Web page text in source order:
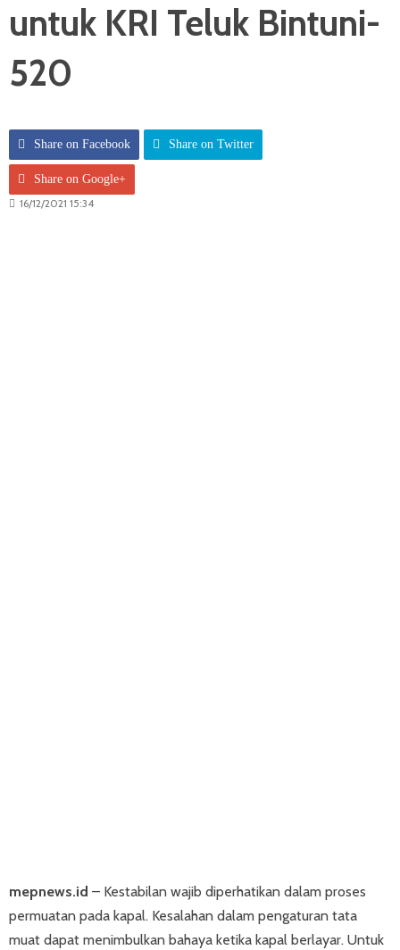
untuk KRI Teluk Bintuni-
520
Share on Facebook Share on Twitter
Share on Google+
16/12/2021 15:34
mepnews.id – Kestabilan wajib diperhatikan dalam proses
permuatan pada kapal. Kesalahan dalam pengaturan tata
muat dapat menimbulkan bahaya ketika kapal berlayar. Untuk